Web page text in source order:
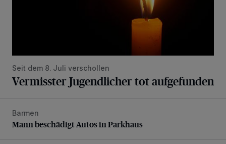
Seit dem 8. Juli verschollen
Vermisster Jugendlicher tot aufgefunden
Mann beschädigt Autos in Parkhaus
Barmen
Mann beschädigt Autos in Parkhaus